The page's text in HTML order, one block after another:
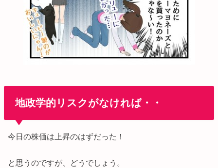
地政学的リスクがなければ・・
今日の株価は上昇のはずだった！
と思うのですが、どうでしょう。